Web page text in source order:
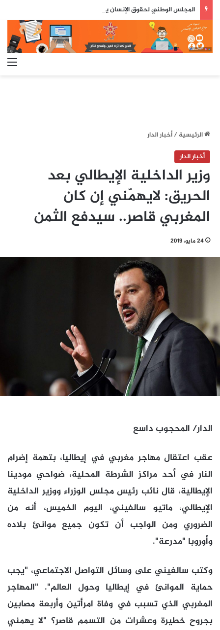
الرئيسية/أخبار الدار
أخبار الدار
وزير الداخلية الإيطالي بعد
الحريق: لايهمّني إن كان
المغربي قاصر.. سيدفع الثمن
24 مايو، 2019
الدار/ المحجوب داسع
عقب اعتقال مهاجر مغربي في إيطاليا، بتهمة إضرام
النار في أحد مراكز الشرطة المحلية، ضواحي مودينا
الإيطالية، قال نائب رئيس مجلس الوزراء ووزير الداخلية
الإيطالي، ماتيو سالفيني، اليوم الخميس، أنه من
الضروري ومن الواجب أن تكون جميع موانئ بلاده
وأوروبا "مدرعة".
وكتب سالفيني على وسائل التواصل الاجتماعي، "يجب
حماية الموانئ في إيطاليا وحول العالم". "المهاجر
المغربي الذي تسبب في وفاة امرأتين وأربعة مصابين
بجروح خطيرة وعشرات من التسمم قاصر؟ "لا يهمني